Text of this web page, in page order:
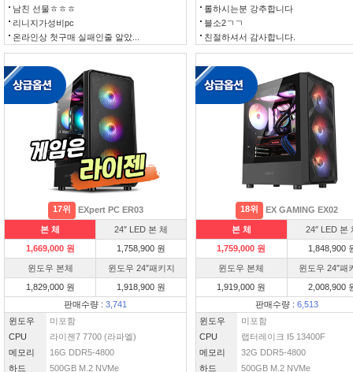
남친 선물ㅎㅎㅎ
리니지가성비pc
온라인상 첫구매 실패인줄 알았...
롤하시는분 강추합니다
블소2ㄱㄱ
친절하셔서 감사합니다.
17위 EXpert PC ER03
본 체
24″ LED 본 체
1,669,000 원
1,758,900 원
윈도우 본체
윈도우 24″패키지
1,829,000 원
1,918,900 원
판매수량 : 3,741
윈도우
미포함
CPU
라이젠7 7700 (라파엘)
메모리
16G DDR5-4800
하드
500GB M.2 NVMe
18위 EX GAMING EX02
본 체
24″ LED 본
1,759,000 원
1,848,900
윈도우 본체
윈도우 24″패
1,919,000 원
2,008,900
판매수량 : 6,513
윈도우
미포함
CPU
랩터레이크 I5 13400F
메모리
32G DDR5-4800
하드
500GB M.2 NVMe